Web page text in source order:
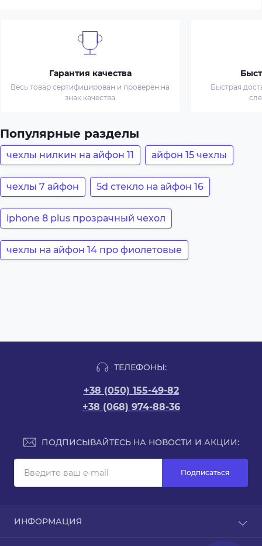
Гарантия качества
Весь товар сертифицирован и проверен на
знак качества
Быстрая
Популярные разделы
чехлы нилкин на айфон 11 айфон 15 чехлы
чехлы 7 айфон 5d стекло на айфон 16
iphone 8 plus прозрачный чехол
чехлы на айфон 14 про фиолетовые
ТЕЛЕФОНЫ:
+38 (050) 155-49-82
+38 (068) 974-88-36
ПОДПИСЫВАЙТЕСЬ НА НОВОСТИ И АКЦИИ:
Подписаться
ИНФОРМАЦИЯ